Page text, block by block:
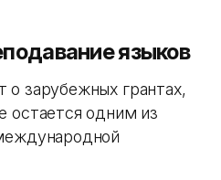
языков
зарубежных грантах,
остается одним из